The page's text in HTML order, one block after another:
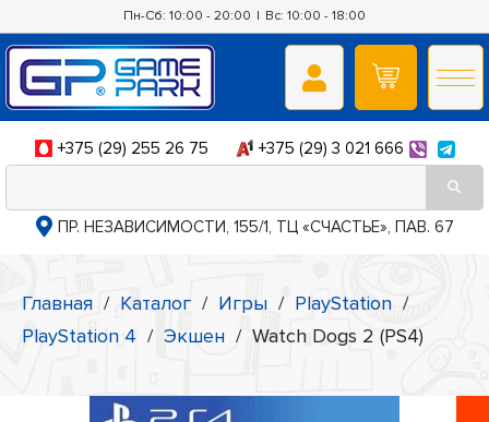
Пн-Сб: 10:00 - 20:00 | Вс: 10:00 - 18:00
+375 (29) 255 26 75 +375 (29) 3 021 666
ПР. НЕЗАВИСИМОСТИ, 155/1, ТЦ «СЧАСТЬЕ», ПАВ. 67
Главная / Каталог / Игры / PlayStation /
PlayStation 4 / Экшен / Watch Dogs 2 (PS4)